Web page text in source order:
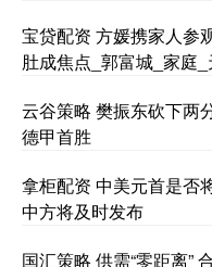
宝贷配资 方媛携家人参
肚成焦点_郭富城_家庭_
云谷策略 樊振东砍下两
德甲首胜
拿柜配资 中美元首是否
中方将及时发布
国汇策略 供需“零距离